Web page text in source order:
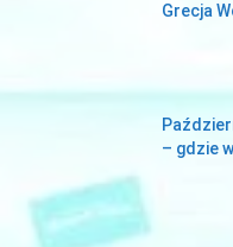
Grecja
– gdzie